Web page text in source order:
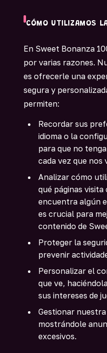
CÓMO UTILIZAMOS
En Sweet Bonanza
por varias razones.
es ofrecerle una
segura y
permiten:
Recordar sus
idioma o la
para que no
cada vez que nos
Analizar cómo
qué páginas
encuentra algún
es crucial para
contenido de
Proteger la
prevenir
Personalizar el
que ve,
sus intereses de
Gestionar
mostrándole
excesivos.